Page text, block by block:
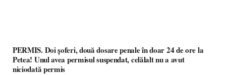
PERMIS. Doi șoferi, două dosare penale în doar 24 de ore la
Petea! Unul avea permisul suspendat, celălalt nu a avut
niciodată permis